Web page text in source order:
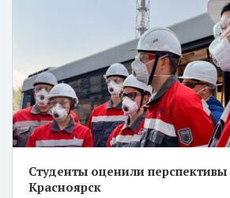
Студенты оценили
Красноярск